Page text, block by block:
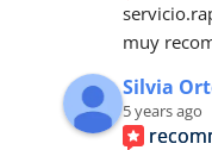
muy
Silvia
5 years ago